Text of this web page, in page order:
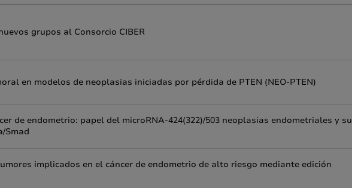
grupos al Consorcio CIBER
en modelos de neoplasias iniciadas por pérdida de PTEN (NEO-PTEN)
de endometrio: papel del microRNA-424(322)/503 neoplasias endometriales y su
Smad
implicados en el cáncer de endometrio de alto riesgo mediante edición